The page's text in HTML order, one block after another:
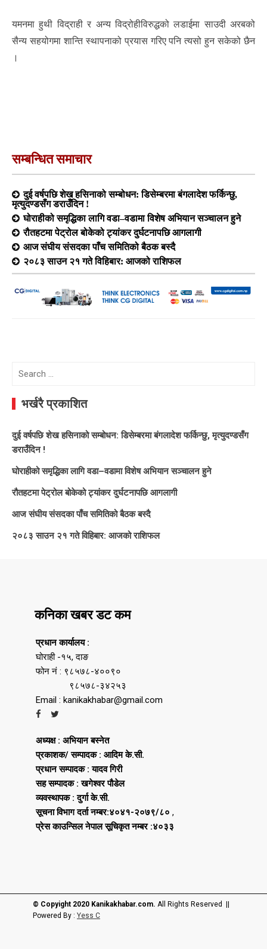
यमनमा हुथी विद्राही र अन्य विद्रोहीविरुद्धको लडाईमा साउदी अरबको
सैन्य सहयोगमा शान्ति स्थापनाको प्रयास गरिए पनि त्यसो हुन सकेको छैन
।
सम्बन्धित समाचार
दुई वर्षपछि शेख हसिनाको सम्बोधन: डिसेम्बरमा बंगलादेश फर्किन्छु,
मृत्युदण्डसँग डराउँदिन !
घोराहीको समृद्धिका लागि वडा–वडामा विशेष अभियान सञ्चालन हुने
रौतहटमा पेट्रोल बोकेको ट्यांकर दुर्घटनापछि आगलागी
आज संघीय संसदका पाँच समितिको बैठक बस्दै
२०८३ साउन २१ गते विहिबार: आजको राशिफल
Search
भर्खरै प्रकाशित
दुई वर्षपछि शेख हसिनाको सम्बोधन: डिसेम्बरमा बंगलादेश फर्किन्छु, मृत्युदण्डसँग
डराउँदिन !
घोराहीको समृद्धिका लागि वडा–वडामा विशेष अभियान सञ्चालन हुने
रौतहटमा पेट्रोल बोकेको ट्यांकर दुर्घटनापछि आगलागी
आज संघीय संसदका पाँच समितिको बैठक बस्दै
२०८३ साउन २१ गते विहिबार: आजको राशिफल
कनिका खबर डट कम
प्रधान कार्यालय :
घोराही -१५, दाङ
फोन नं : ९८५७८-४००९०
९८५७८-३४२५३
Email : kanikakhabar@gmail.com
अध्यक्ष : अभियान बस्नेत
प्रकाशक/ सम्पादक : आदिम के.सी.
प्रधान सम्पादक : यादव गिरी
सह सम्पादक : खगेश्वर पौडेल
व्यवस्थापक : दुर्गा के.सी.
सूचना विभाग दर्ता नम्बर:४०४१-२०७९/८० ,
प्रेस काउन्सिल नेपाल सूचिकृत नम्बर :४०३३
© Copyight 2020 Kanikakhabar.com. All Rights Reserved ||
Powered By : Yess C